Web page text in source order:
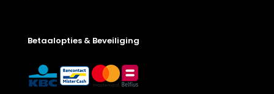
Betaalopties & Beveiliging